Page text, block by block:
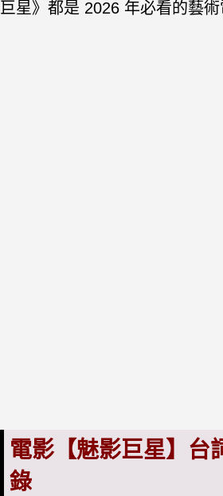
巨星》都是 2026 年必看的藝術
電影【魅影巨星】台
錄